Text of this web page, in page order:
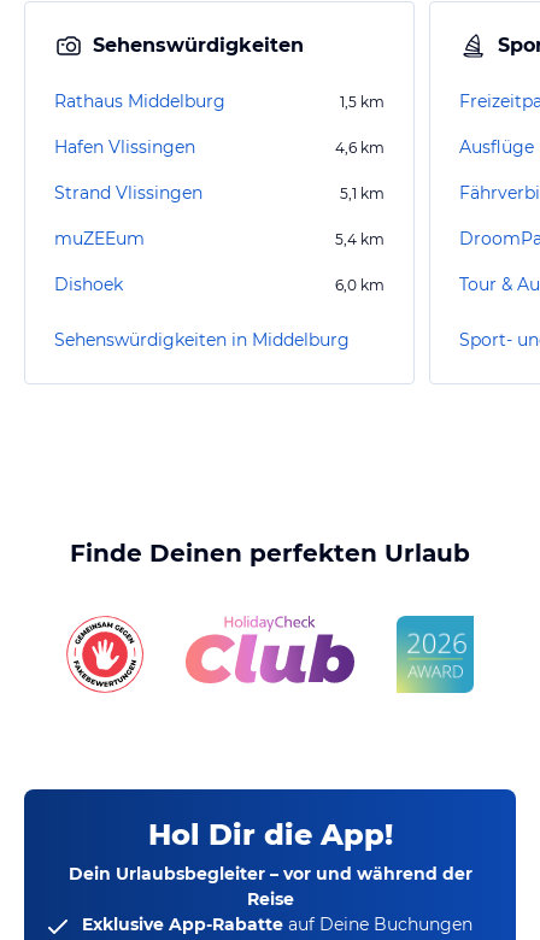
Sehenswürdigkeiten
Rathaus Middelburg 1,5 km
Hafen Vlissingen 4,6 km
Strand Vlissingen 5,1 km
muZEEum 5,4 km
Dishoek 6,0 km
Sehenswürdigkeiten in Middelburg
Ausflüge
Tour &
Finde Deinen perfekten Urlaub
Hol Dir die App!
Dein Urlaubsbegleiter – vor und während der
Reise
Exklusive App-Rabatte auf Deine Buchungen